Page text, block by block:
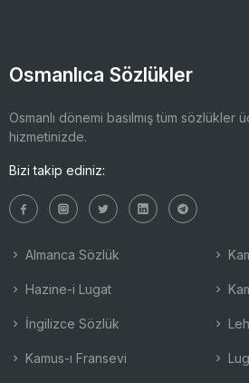
Osmanlıca Sözlükler
Osmanlı dönemi basılmış tüm sözlükler
hizmetinizde.
Bizi takip ediniz:
Almanca Sözlük
Hazine-i Lugat
İngilizce Sözlük
Kamus-ı Fransevi